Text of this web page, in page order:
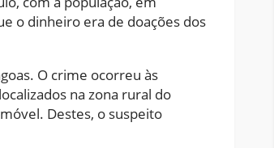
o dinheiro era de doações dos
O crime ocorreu às
na zona rural do
Destes, o suspeito